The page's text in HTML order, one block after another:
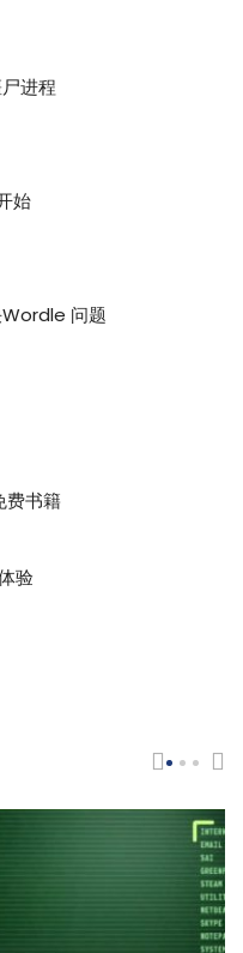
进程
始
Wordle 问题
费书籍
验